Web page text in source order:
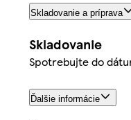
Skladovanie a príprava
Skladovanie
Spotrebujte do
Ďalšie informácie